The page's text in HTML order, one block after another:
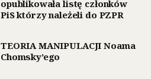
opublikowała listę członków
PiS którzy należeli do PZPR
TEORIA MANIPULACJI Noama
Chomsky’ego